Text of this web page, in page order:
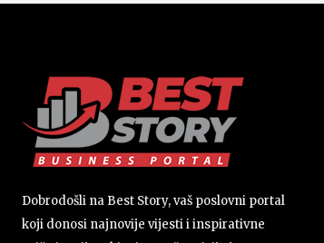
Dobrodošli na Best Story, vaš poslovni portal
koji donosi najnovije vijesti i inspirativne